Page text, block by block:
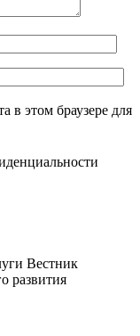
в этом браузере для
Вестник
развития